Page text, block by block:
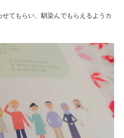
てもらい、馴染んでもらえるようカ